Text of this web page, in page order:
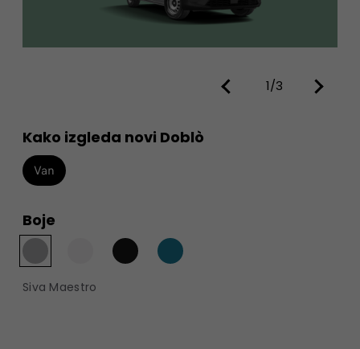
1/3
Kako izgleda novi Doblò
Van
Boje
Siva Maestro